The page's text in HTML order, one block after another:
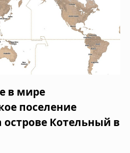
в мире
поселение
Котельный в